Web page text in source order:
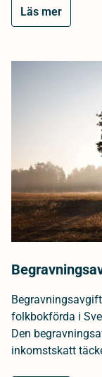
Läs mer
folkbokförda i
Den
inkomstskatt